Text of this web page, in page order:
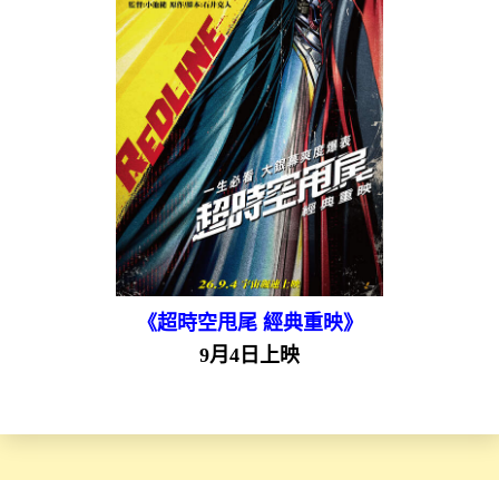
《超時空甩尾 經典重映》
9月4日上映